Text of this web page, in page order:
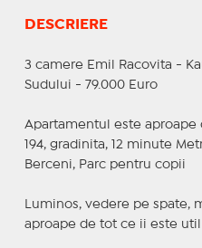
DESCRIERE
3 camere Emil Racovita -
Sudului - 79.000 Euro
Apartamentul este aproape
194, gradinita, 12 minute
Berceni, Parc pentru copii
Luminos, vedere pe spate,
aproape de tot ce ii este